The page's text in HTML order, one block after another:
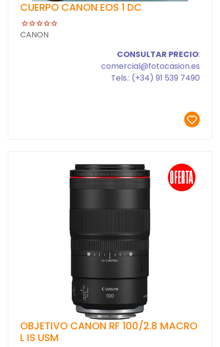
CUERPO CANON EOS 1 DC
CANON
CONSULTAR PRECIO:
comercial@fotocasion.es
Tels.: (+34) 91 539 7490
OBJETIVO CANON RF 100/2.8 MACRO
L IS USM